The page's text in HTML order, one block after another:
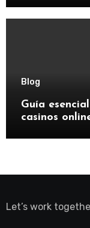
Blog
Guía
casinos
Let’s work